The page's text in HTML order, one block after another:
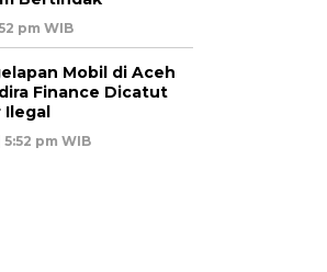
pm WIB
Mobil di Aceh
Finance Dicatut
Ilegal
pm WIB